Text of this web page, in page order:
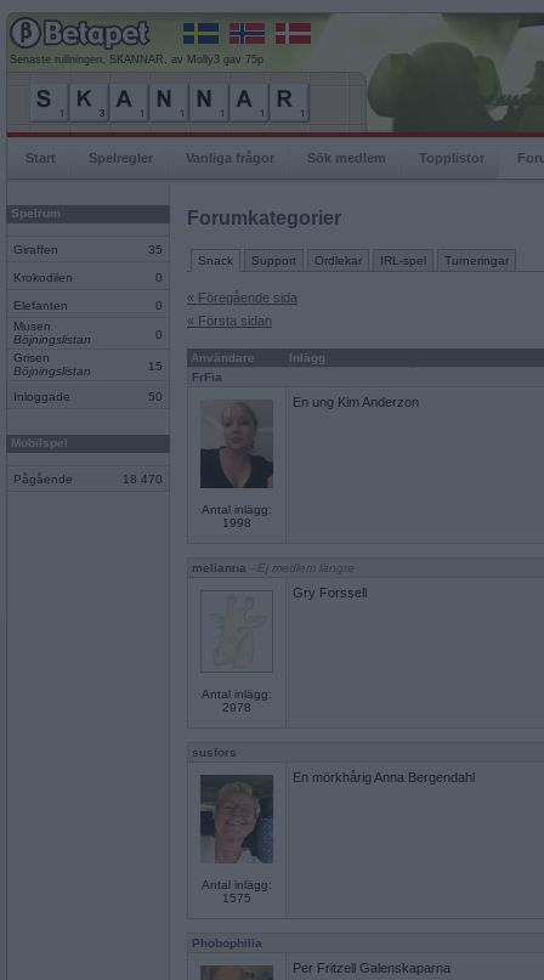
Senaste rullningen, SKANNAR, av Molly3 gav 75p
Start Spelregler Vanliga frågor Sök medlem Topplistor
Spelrum
Giraffen 35
Krokodilen 0
Elefanten
0
Musen
Böjningslistan
0
Grisen
Böjningslistan
15
Inloggade 50
Mobilspel
Pågående 18 470
Forumkategorier
Snack Support Ordlekar IRL-spel Turneringar
« Föregående sida
« Första sidan
Användare
Inlägg
FrFia
Antal inlägg:
1998
En ung Kim Anderzon
melianna - Ej medlem längre
Antal inlägg:
2978
Gry Forssell
susfors
Antal inlägg:
1575
En mörkhårig Anna Bergendahl
Phobophilia
Per Fritzell Galenskaparna